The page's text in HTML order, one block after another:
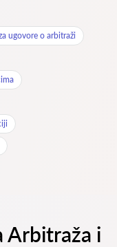
ugovore o arbitraži
Arbitraža i